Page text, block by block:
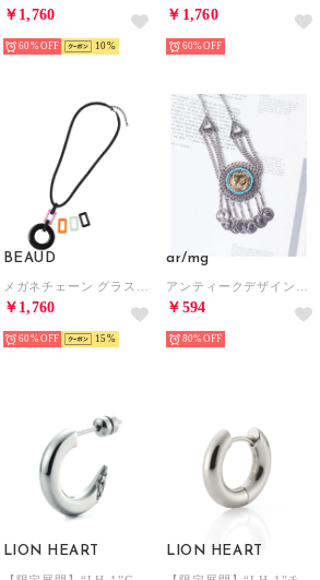
￥1,760
60% 10
￥1,760
60%
BEAUD
￥1,760
60% 15
ar/mg
￥594
80%
LION HEART LION HEART